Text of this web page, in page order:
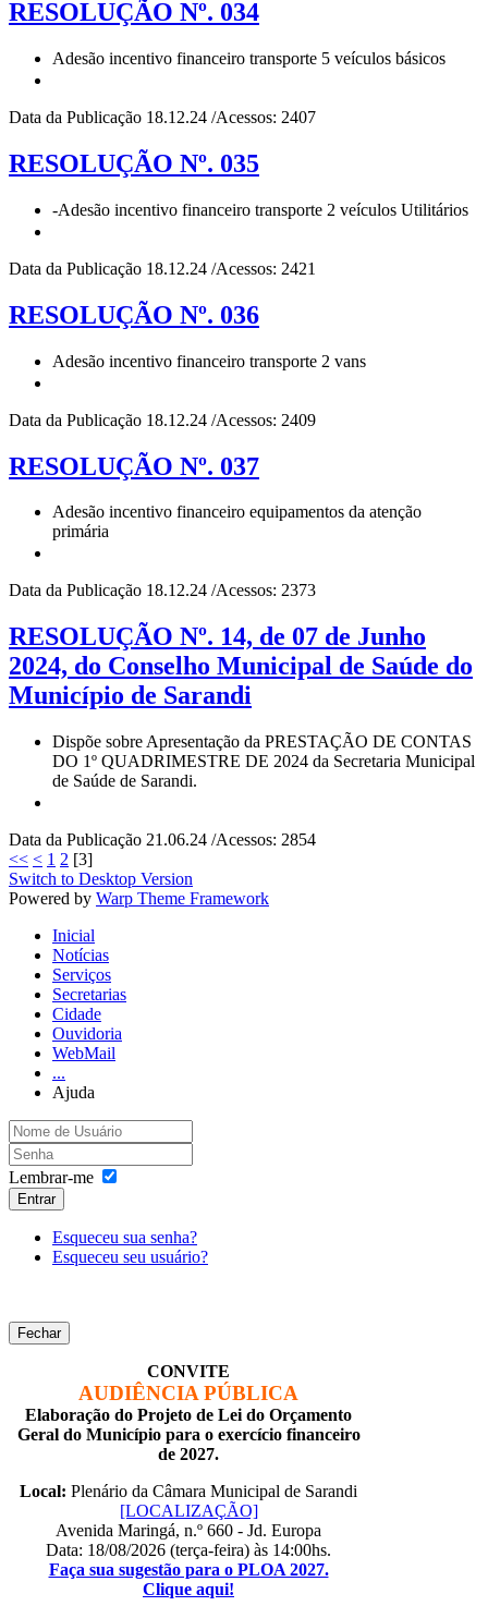
RESOLUÇÃO Nº. 034
Adesão incentivo financeiro transporte 5 veículos básicos
Data da Publicação 18.12.24 /Acessos: 2407
RESOLUÇÃO Nº. 035
-Adesão incentivo financeiro transporte 2 veículos Utilitários
Data da Publicação 18.12.24 /Acessos: 2421
RESOLUÇÃO Nº. 036
Adesão incentivo financeiro transporte 2 vans
Data da Publicação 18.12.24 /Acessos: 2409
RESOLUÇÃO Nº. 037
Adesão incentivo financeiro equipamentos da atenção
primária
Data da Publicação 18.12.24 /Acessos: 2373
RESOLUÇÃO Nº. 14, de 07 de Junho
2024, do Conselho Municipal de Saúde do
Município de Sarandi
Dispõe sobre Apresentação da PRESTAÇÃO DE CONTAS
DO 1º QUADRIMESTRE DE 2024 da Secretaria Municipal
de Saúde de Sarandi.
Data da Publicação 21.06.24 /Acessos: 2854
<< < 1 2 [3]
Switch to Desktop Version
Powered by Warp Theme Framework
Inicial
Notícias
Serviços
Secretarias
Cidade
Ouvidoria
WebMail
...
Ajuda
Lembrar-me
Entrar
Esqueceu sua senha?
Esqueceu seu usuário?
Fechar
CONVITE
AUDIÊNCIA PÚBLICA
Elaboração do Projeto de Lei do Orçamento
Geral do Município para o exercício financeiro
de 2027.
Local: Plenário da Câmara Municipal de Sarandi
[LOCALIZAÇÃO]
Avenida Maringá, n.º 660 - Jd. Europa
Data: 18/08/2026 (terça-feira) às 14:00hs.
Faça sua sugestão para o PLOA 2027.
Clique aqui!